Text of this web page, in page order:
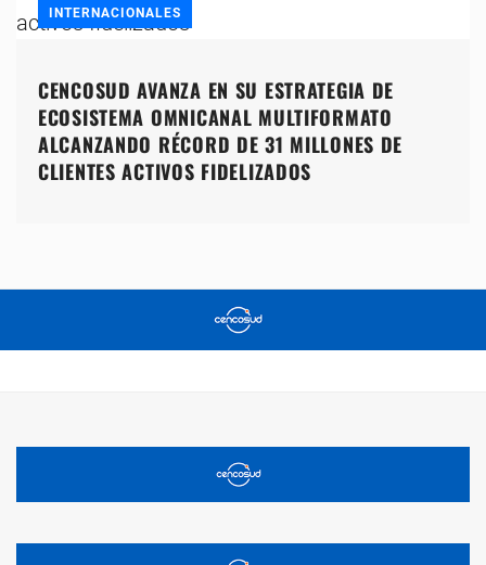
INTERNACIONALES
CENCOSUD AVANZA EN SU ESTRATEGIA DE
ECOSISTEMA OMNICANAL MULTIFORMATO
ALCANZANDO RÉCORD DE 31 MILLONES DE
CLIENTES ACTIVOS FIDELIZADOS